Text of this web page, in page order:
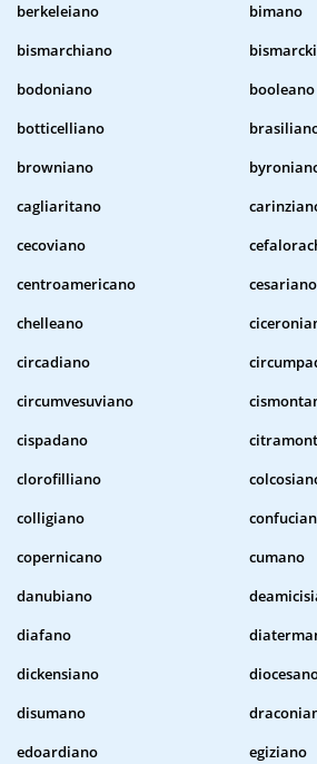
berkeleiano
bimano
bismarchiano
bodoniano
booleano
botticelliano
browniano
cagliaritano
cecoviano
centroamericano
cesariano
chelleano
circadiano
circumvesuviano
cispadano
clorofilliano
colligiano
copernicano
cumano
danubiano
diafano
dickensiano
disumano
edoardiano
egiziano